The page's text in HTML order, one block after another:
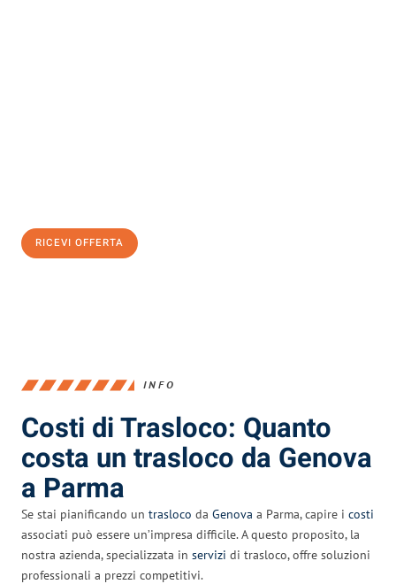
RICEVI OFFERTA
INFO
Costi di Trasloco: Quanto
costa un trasloco da Genova
a Parma
Se stai pianificando un trasloco da Genova a Parma, capire i costi
associati può essere un’impresa difficile. A questo proposito, la
nostra azienda, specializzata in servizi di trasloco, offre soluzioni
professionali a prezzi competitivi.